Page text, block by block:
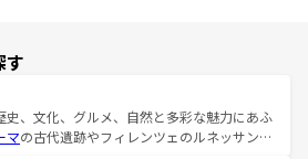
す
史、文化、グルメ、自然と多彩な魅力にあふ
マの古代遺跡やフィレンツェのルネッサンス